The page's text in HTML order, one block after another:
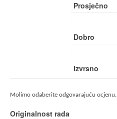
Prosječno
Dobro
Izvrsno
Molimo odaberite odgovarajuću ocjenu.
Originalnost rada